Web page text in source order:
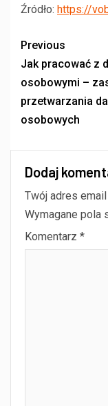
Źródło: https://
Previous
Jak pracować z
osobowymi –
przetwarzania
osobowych
Dodaj
Twój adres
Wymagane pola
Komentarz *